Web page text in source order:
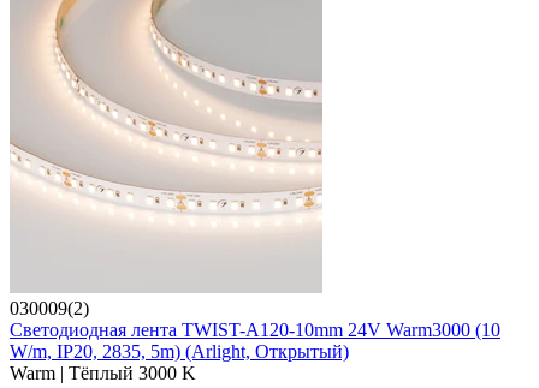
030009(2)
Светодиодная лента TWIST-A120-10mm 24V Warm3000 (10
W/m, IP20, 2835, 5m) (Arlight, Открытый)
Warm | Тёплый 3000 K